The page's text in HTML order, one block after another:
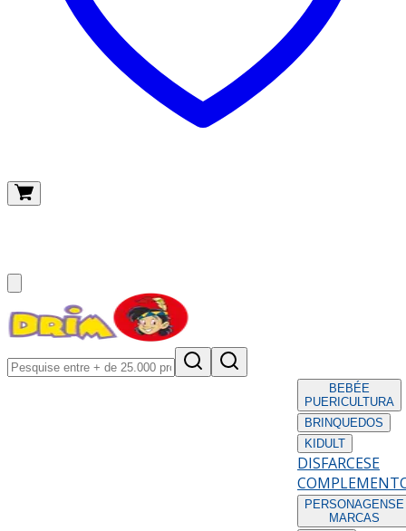
BEBÉE
PUERICULTURA
BRINQUEDOS
KIDULT
DISFARCESE
PERSONAGENS E
MARCAS